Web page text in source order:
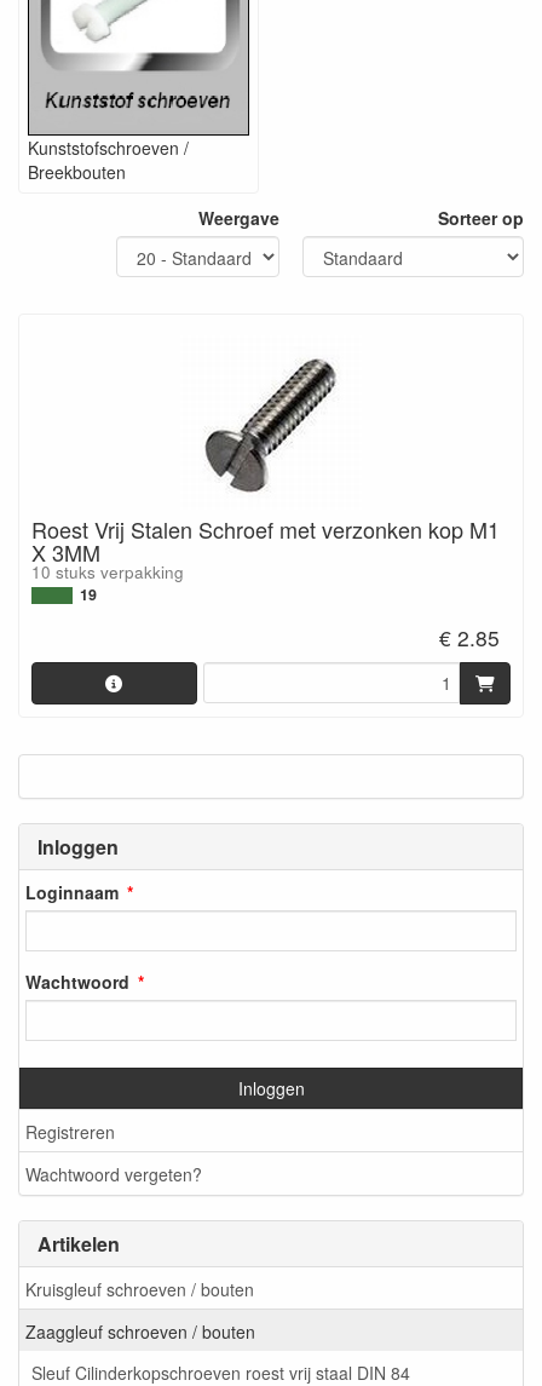
Inloggen
Loginnaam
Wachtwoord
Inloggen
Registreren
Wachtwoord vergeten?
Artikelen
Kruisgleuf schroeven / bouten
Zaaggleuf schroeven / bouten
Sleuf Cilinderkopschroeven roest vrij staal DIN 84
Kunststofschroeven /
Breekbouten
Weergave
Sorteer op
Roest Vrij Stalen Schroef met verzonken kop M1
X 3MM
10 stuks verpakking
19
€ 2.85